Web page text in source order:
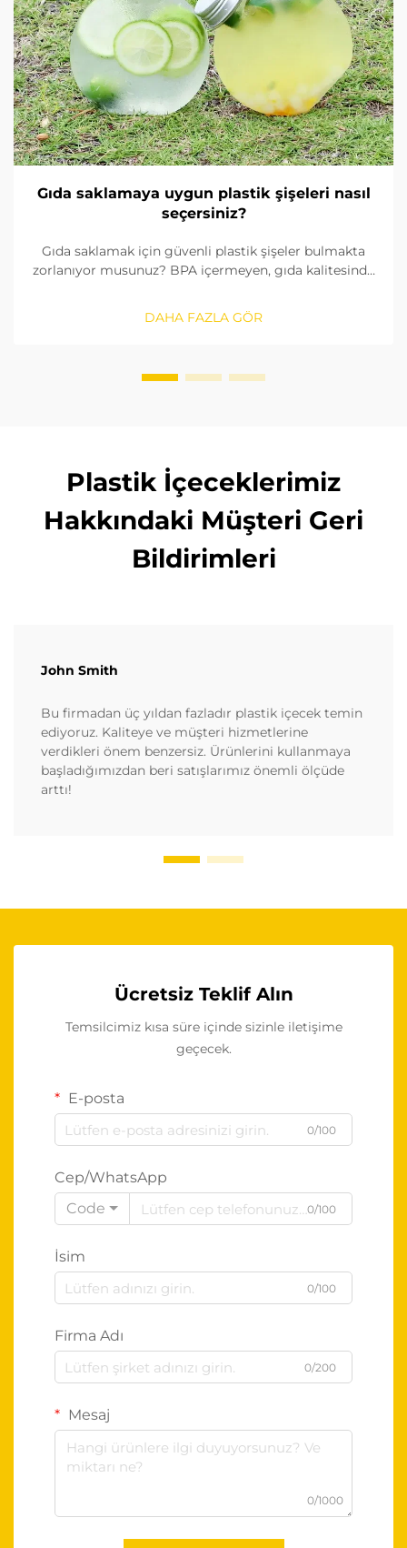
Gıda saklamaya uygun plastik şişeleri nasıl
seçersiniz?
Gıda saklamak için güvenli plastik şişeler bulmakta
zorlanıyor musunuz? BPA içermeyen, gıda kalitesinde
kontrol edeceğinizi ve doğru boyutu nasıl
seçeceğinizi öğrenin. FDA ve AB standartlarına
DAHA FAZLA GÖR
Plastik İçeceklerimiz
Hakkındaki Müşteri Geri
Bildirimleri
John Smith
Bu firmadan üç yıldan fazladır plastik içecek temin
ediyoruz. Kaliteye ve müşteri hizmetlerine
verdikleri önem benzersiz. Ürünlerini kullanmaya
başladığımızdan beri satışlarımız önemli ölçüde
arttı!
Ücretsiz Teklif Alın
Temsilcimiz kısa süre içinde sizinle iletişime
geçecek.
E-posta
0/100
Cep/WhatsApp
Code
0/100
İsim
0/100
Firma Adı
0/200
Mesaj
0/1000